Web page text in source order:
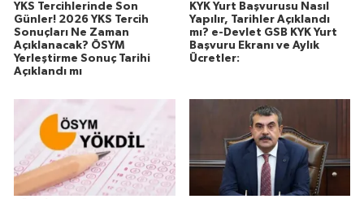
YKS Tercihlerinde Son
Günler! 2026 YKS Tercih
Sonuçları Ne Zaman
Açıklanacak? ÖSYM
Yerleştirme Sonuç Tarihi
Açıklandı mı
KYK Yurt Başvurusu Nasıl
Yapılır, Tarihler Açıklandı
mı? e-Devlet GSB KYK Yurt
Başvuru Ekranı ve Aylık
Ücretler: